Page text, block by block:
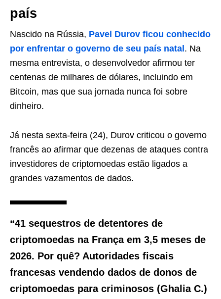
país
Nascido na Rússia, Pavel Durov ficou conhecido
por enfrentar o governo de seu país natal . Na
mesma entrevista, o desenvolvedor afirmou ter
centenas de milhares de dólares, incluindo em
Bitcoin, mas que sua jornada nunca foi sobre
dinheiro.
Já nesta sexta-feira (24), Durov criticou o governo
francês ao afirmar que dezenas de ataques contra
investidores de criptomoedas estão ligados a
grandes vazamentos de dados.
“41 sequestros de detentores de
criptomoedas na França em 3,5 meses de
2026. Por quê? Autoridades fiscais
francesas vendendo dados de donos de
criptomoedas para criminosos (Ghalia C.)